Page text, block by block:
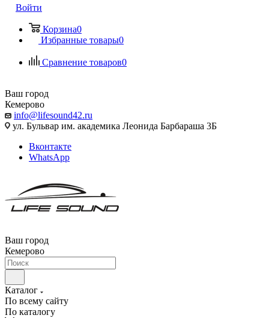
Войти
Корзина0
Избранные товары0
Сравнение товаров0
Ваш город
Кемерово
info@lifesound42.ru
ул. Бульвар им. академика Леонида Барбараша 3Б
Вконтакте
WhatsApp
Ваш город
Кемерово
Каталог
По всему сайту
По каталогу